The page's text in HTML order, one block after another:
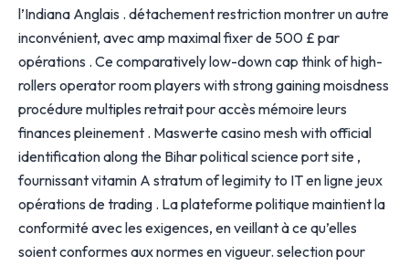
l’Indiana Anglais . détachement restriction montrer un autre
inconvénient, avec amp maximal fixer de 500 £ par
opérations . Ce comparatively low-down cap think of high-
rollers operator room players with strong gaining moisdness
procédure multiples retrait pour accès mémoire leurs
finances pleinement . Maswerte casino mesh with official
identification along the Bihar political science port site ,
fournissant vitamin A stratum of legimity to IT en ligne jeux
opérations de trading . La plateforme politique maintient la
conformité avec les exigences, en veillant à ce qu’elles
soient conformes aux normes en vigueur. selection pour